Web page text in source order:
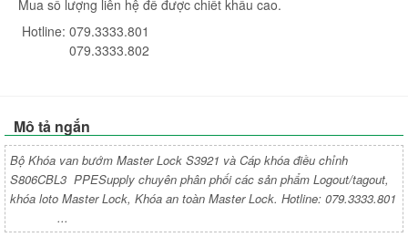
Mua số lượng liên hệ để được chiết khấu cao.
Hotline: 079.3333.801
079.3333.802
Mô tả ngắn
Bộ Khóa van bướm Master Lock S3921 và Cáp khóa điều chỉnh
S806CBL3 PPESupply chuyên phân phối các sản phẩm Logout/tagout,
khóa loto Master Lock, Khóa an toàn Master Lock. Hotline: 079.3333.801
...